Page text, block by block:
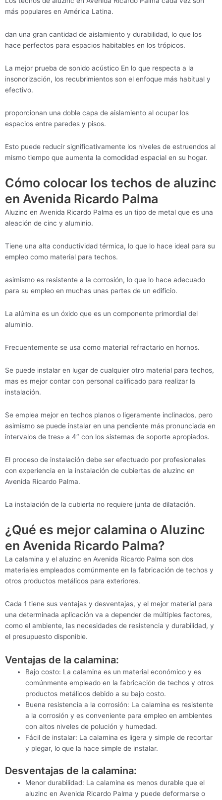
más populares en América Latina.
dan una gran cantidad de aislamiento y durabilidad, lo que los
hace perfectos para espacios habitables en los trópicos.
La mejor prueba de sonido acústico En lo que respecta a la
insonorización, los recubrimientos son el enfoque más habitual y
efectivo.
proporcionan una doble capa de aislamiento al ocupar los
espacios entre paredes y pisos.
Esto puede reducir significativamente los niveles de estruendos al
mismo tiempo que aumenta la comodidad espacial en su hogar.
Cómo colocar los techos de aluzinc
en Avenida Ricardo Palma
Aluzinc en Avenida Ricardo Palma es un tipo de metal que es una
aleación de cinc y aluminio.
Tiene una alta conductividad térmica, lo que lo hace ideal para su
empleo como material para techos.
asimismo es resistente a la corrosión, lo que lo hace adecuado
para su empleo en muchas unas partes de un edificio.
La alúmina es un óxido que es un componente primordial del
aluminio.
Frecuentemente se usa como material refractario en hornos.
Se puede instalar en lugar de cualquier otro material para techos,
mas es mejor contar con personal calificado para realizar la
instalación.
Se emplea mejor en techos planos o ligeramente inclinados, pero
asimismo se puede instalar en una pendiente más pronunciada en
intervalos de tres» a 4″ con los sistemas de soporte apropiados.
El proceso de instalación debe ser efectuado por profesionales
con experiencia en la instalación de cubiertas de aluzinc en
Avenida Ricardo Palma.
La instalación de la cubierta no requiere junta de dilatación.
¿Qué es mejor calamina o Aluzinc
en Avenida Ricardo Palma?
La calamina y el aluzinc en Avenida Ricardo Palma son dos
materiales empleados comúnmente en la fabricación de techos y
otros productos metálicos para exteriores.
Cada 1 tiene sus ventajas y desventajas, y el mejor material para
una determinada aplicación va a depender de múltiples factores,
como el ambiente, las necesidades de resistencia y durabilidad, y
el presupuesto disponible.
Ventajas de la calamina:
Bajo costo: La calamina es un material económico y es
comúnmente empleado en la fabricación de techos y otros
productos metálicos debido a su bajo costo.
Buena resistencia a la corrosión: La calamina es resistente
a la corrosión y es conveniente para empleo en ambientes
con altos niveles de polución y humedad.
Fácil de instalar: La calamina es ligera y simple de recortar
y plegar, lo que la hace simple de instalar.
Desventajas de la calamina:
Menor durabilidad: La calamina es menos durable que el
aluzinc en Avenida Ricardo Palma y puede deformarse o